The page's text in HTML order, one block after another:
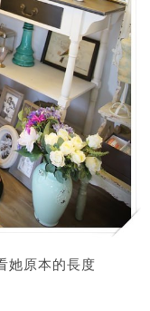
她原本的長度